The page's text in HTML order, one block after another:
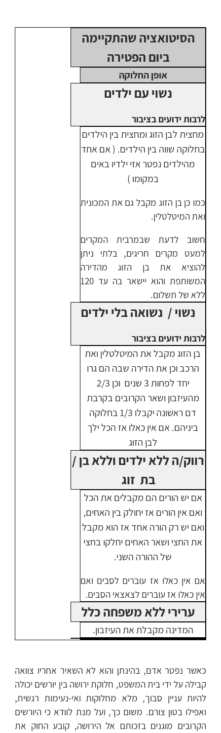
הסיטואציה שהתקיימה
ביום הפטירה
אופן החלוקה
נשוי עם ילדים
לרבות ידועים בציבור
מחצית לבן הזוג ומחצית בין הילדים
בחלוקה שווה בין הילדים. ( אם אחד
מהילדים נפטר אזי ילדיו באים
במקומו )
כמו כן בן הזוג מקבל גם את המכונית
ואת המיטלטלין.
חשוב לדעת שבמרבית המקרים
למעט מקרים חריגים, בלתי ניתן
להוציא את בן הזוג מהדירה
המשותפת והוא יישאר בה עד 120
ללא של תשלום.
נשוי / נשואה בלי ילדים
לרבות ידועים בציבור
בן הזוג מקבל את המיטלטלין ואת
הרכב וכן את הדירה שבה הם גרו
יחד לפחות 3 שנים וכן 2/3
מהעיזבון ושאר הקרובים בקרבת
דם ראשונה יקבלו 1/3 בחלוקה
ביניהם. אם אין כאלו אז הכל ילך
לבן הזוג
רווק/ה ללא ילדים וללא בן /
בת זוג
אם יש הורים הם מקבלים את הכל
ואם אין הורים אז יחולק בין האחים,
ואם יש רק הורה אחד אז הוא מקבל
את החצי ושאר האחים יחלקו בחצי
של ההורה השני.
אם אין כאלו אז עוברים לסבים ואם
אין כאלו אז עוברים לצאצאי הסבים.
ערירי ללא משפחה כלל
המדינה מקבלת את העיזבון.
כאשר נפטר אדם, בהינתן והוא לא השאיר אחריו צוואה
קבילה על ידי בית המשפט, חלוקת ירושה בין יורשים יכולה
להיות עניין סבוך, מלא מחלוקות ואי-נעימות רגשית,
ואפילו בטון צורם. משום כך, ועל מנת לוודא כי היורשים
הקרובים מוגנים בזכותם אל הירושה, קובע החוק את